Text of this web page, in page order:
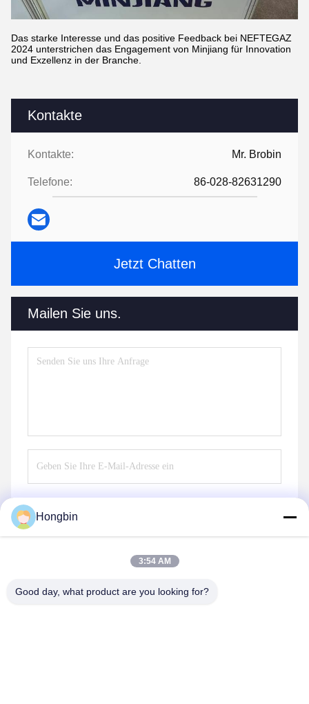
Kontakte
Kontakte: Mr. Brobin
Telefone: 86-028-82631290
Jetzt Chatten
Mailen Sie uns.
Das starke Interesse und das positive Feedback bei NEFTEGAZ
2024 unterstrichen das Engagement von Minjiang für Innovation
und Exzellenz in der Branche.
Hongbin
3:54 AM
Good day, what product are you looking for?